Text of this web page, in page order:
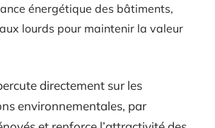
énergétique des bâtiments,
lourds pour maintenir la valeur
directement sur les
environnementales, par